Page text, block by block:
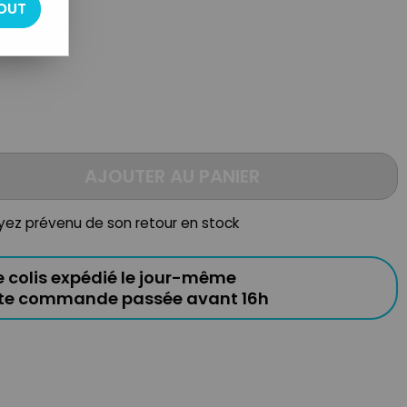
prévenu de son retour en stock
colis expédié le jour-même
commande passée avant 16h